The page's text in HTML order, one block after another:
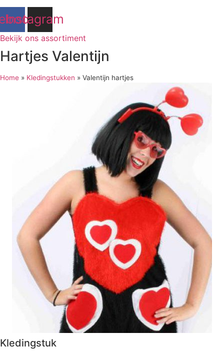
Instagram
Bekijk ons assortiment
Hartjes Valentijn
Home » Kledingstukken » Valentijn hartjes
Kledingstuk